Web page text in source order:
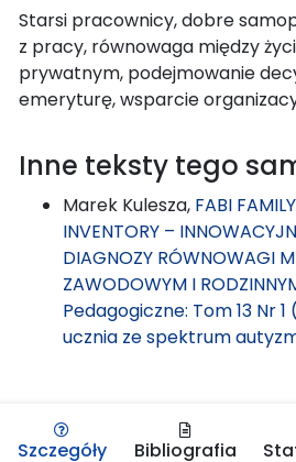
Starsi pracownicy, dobre
z pracy, równowaga między
prywatnym, podejmowanie
emeryturę, wsparcie
Inne teksty tego
Marek Kulesza, FABI
INVENTORY –
DIAGNOZY RÓWNOWAGI
ZAWODOWYM I
Pedagogiczne: Tom 13 Nr
ucznia ze spektrum
Szczegóły Bibliografia